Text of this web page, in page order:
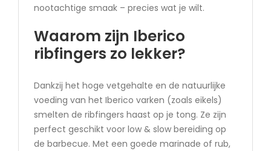
nootachtige smaak – precies wat je wilt.
Waarom zijn Iberico
ribfingers zo lekker?
Dankzij het hoge vetgehalte en de natuurlijke
voeding van het Iberico varken (zoals eikels)
smelten de ribfingers haast op je tong. Ze zijn
perfect geschikt voor low & slow bereiding op
de barbecue. Met een goede marinade of rub,